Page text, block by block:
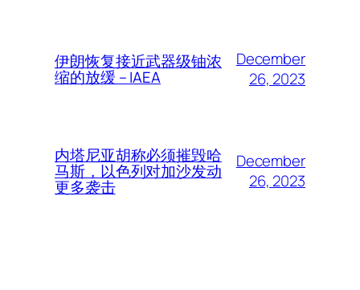
伊朗恢复接近武器级铀浓
缩的放缓 – IAEA
December
26, 2023
内塔尼亚胡称必须摧毁哈
马斯，以色列对加沙发动
更多袭击
December
26, 2023